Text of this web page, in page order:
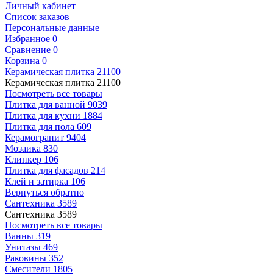
Личный кабинет
Список заказов
Персональные данные
Избранное 0
Сравнение 0
Корзина 0
Керамическая плитка 21100
Керамическая плитка 21100
Посмотреть все товары
Плитка для ванной 9039
Плитка для кухни 1884
Плитка для пола 609
Керамогранит 9404
Мозаика 830
Клинкер 106
Плитка для фасадов 214
Клей и затирка 106
Вернуться обратно
Сантехника 3589
Сантехника 3589
Посмотреть все товары
Ванны 319
Унитазы 469
Раковины 352
Смесители 1805